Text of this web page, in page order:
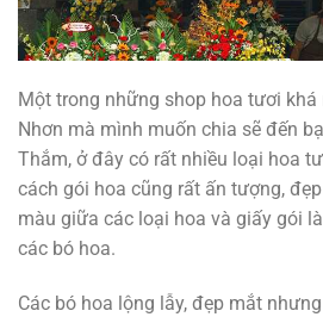
Một trong những shop hoa tươi khá
Nhơn mà mình muốn chia sẽ đến
Thắm, ở đây có rất nhiều loại hoa
cách gói hoa cũng rất ấn tượng,
màu giữa các loại hoa và giấy gói
các bó hoa.
Các bó hoa lộng lẫy, đẹp mắt